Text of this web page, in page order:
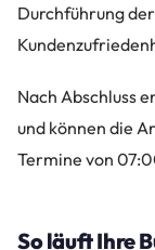
Durchführung
Nach Abschluss
und können die
Termine von
So läuft Ihre